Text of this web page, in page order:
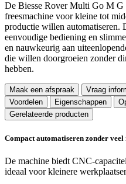
De Biesse Rover Multi Go M G
freesmachine voor kleine tot
productie willen automatiseren.
eenvoudige bediening en
en nauwkeurig aan
die willen doorgroeien zonder
hebben.
Maak een afspraak
Vraag
Voordelen
Eigenschappen
Gerelateerde producten
Compact automatiseren zonder
De machine biedt CNC-
ideaal voor kleinere